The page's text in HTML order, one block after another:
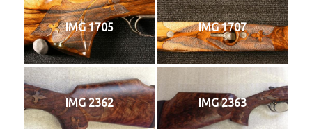
IMG 1705 IMG 1707
IMG 2362 IMG 2363